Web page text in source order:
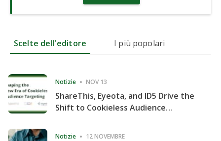
Scelte dell'editore I più popolari
Notizie NOV 13
ShareThis, Eyeota, and ID5 Drive the
Shift to Cookieless Audience
Notizie 12 NOVEMBRE